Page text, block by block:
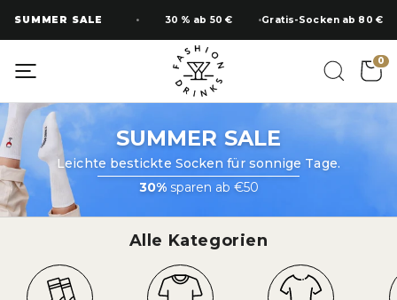
Inhalt
springen
SUMMER SALE 30 % ab 50 € Gratis-Socken ab 80 €
0
SUMMER SALE
Leichte bestickte Socken für sonnige Tage.
30%sparen ab €50
Alle Kategorien